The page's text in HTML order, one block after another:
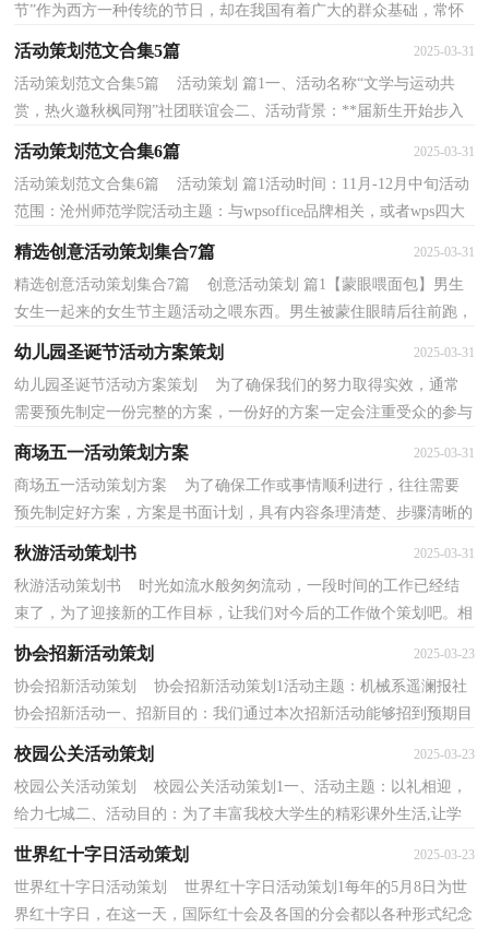
节”作为西方一种传统的节日，却在我国有着广大的群众基础，常怀
活动策划范文合集5篇 2025-03-31
活动策划范文合集5篇 活动策划 篇1一、活动名称“文学与运动共
赏，热火邀秋枫同翔”社团联谊会二、活动背景：**届新生开始步入
活动策划范文合集6篇 2025-03-31
活动策划范文合集6篇 活动策划 篇1活动时间：11月-12月中旬活动
范围：沧州师范学院活动主题：与wpsoffice品牌相关，或者wps四大
精选创意活动策划集合7篇 2025-03-31
精选创意活动策划集合7篇 创意活动策划 篇1【蒙眼喂面包】男生
女生一起来的女生节主题活动之喂东西。男生被蒙住眼睛后往前跑，
要绕过途中的障碍物到达女生面前，并继续在蒙...
幼儿园圣诞节活动方案策划 2025-03-31
幼儿园圣诞节活动方案策划 为了确保我们的努力取得实效，通常
需要预先制定一份完整的方案，一份好的方案一定会注重受众的参与
性及互动性。优秀的方案都具备一些什么特点呢？以...
商场五一活动策划方案 2025-03-31
商场五一活动策划方案 为了确保工作或事情顺利进行，往往需要
预先制定好方案，方案是书面计划，具有内容条理清楚、步骤清晰的
秋游活动策划书 2025-03-31
秋游活动策划书 时光如流水般匆匆流动，一段时间的工作已经结
束了，为了迎接新的工作目标，让我们对今后的工作做个策划吧。相
协会招新活动策划 2025-03-23
协会招新活动策划 协会招新活动策划1活动主题：机械系遥澜报社
协会招新活动一、招新目的：我们通过本次招新活动能够招到预期目
校园公关活动策划 2025-03-23
校园公关活动策划 校园公关活动策划1一、活动主题：以礼相迎，
给力七城二、活动目的：为了丰富我校大学生的精彩课外生活,让学
子.们一起学习公关礼仪知识，加强对个人修养素质与...
世界红十字日活动策划 2025-03-23
世界红十字日活动策划 世界红十字日活动策划1每年的5月8日为世
界红十字日，在这一天，国际红十会及各国的分会都以各种形式纪念